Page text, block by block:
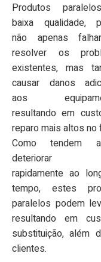
Produtos
baixa qualidade,
não apenas
resolver os
existentes, mas
causar danos
aos
resultando em
reparo mais altos no
Como tendem
deteriorar
rapidamente ao
tempo, estes
paralelos podem
resultando em
substituição, além
clientes.